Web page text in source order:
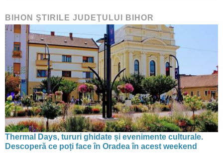
BIHON ŞTIRILE JUDEŢULUI BIHOR
Thermal Days, tururi ghidate și evenimente culturale.
Descoperă ce poți face în Oradea în acest weekend